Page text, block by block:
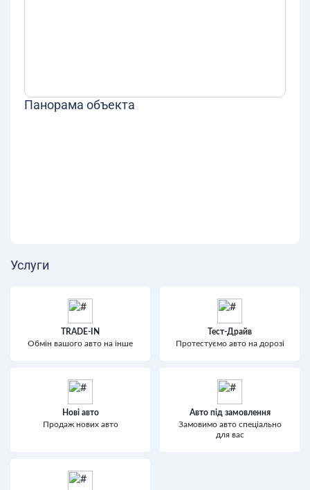
Панорама объекта
Услуги
TRADE-IN
Обмін вашого авто на інше
Тест-Драйв
Протестуємо авто на дорозі
Нові авто
Продаж нових авто
Авто під замовлення
Замовимо авто спеціально
для вас